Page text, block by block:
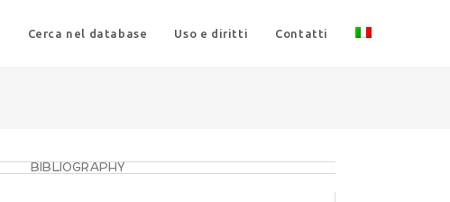
Cerca nel database Uso e diritti Contatti
BIBLIOGRAPHY